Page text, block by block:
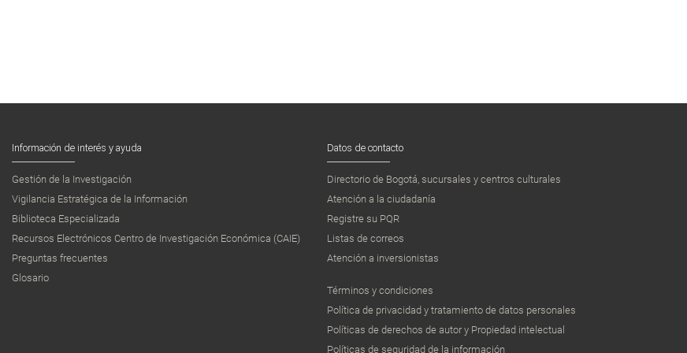
Información de interés y ayuda
Gestión de la Investigación
Vigilancia Estratégica de la Información
Biblioteca Especializada
Recursos Electrónicos Centro de Investigación Económica (CAIE)
Preguntas frecuentes
Glosario
Datos de contacto
Directorio de Bogotá, sucursales y centros culturales
Atención a la ciudadanía
Registre su PQR
Listas de correos
Atención a inversionistas
Términos y condiciones
Política de privacidad y tratamiento de datos personales
Políticas de derechos de autor y Propiedad intelectual
Políticas de seguridad de la información